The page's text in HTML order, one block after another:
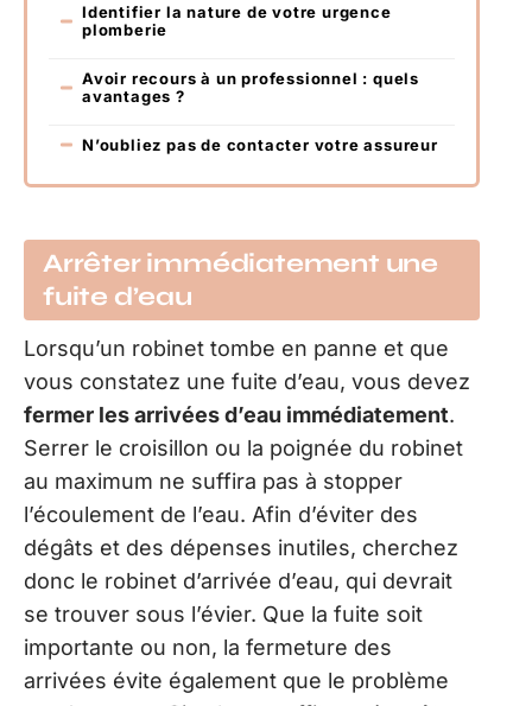
Identifier la nature de votre urgence
plomberie
Avoir recours à un professionnel : quels
avantages ?
N’oubliez pas de contacter votre assureur
Arrêter immédiatement une
fuite d’eau
Lorsqu’un robinet tombe en panne et que
vous constatez une fuite d’eau, vous devez
fermer les arrivées d’eau immédiatement.
Serrer le croisillon ou la poignée du robinet
au maximum ne suffira pas à stopper
l’écoulement de l’eau. Afin d’éviter des
dégâts et des dépenses inutiles, cherchez
donc le robinet d’arrivée d’eau, qui devrait
se trouver sous l’évier. Que la fuite soit
importante ou non, la fermeture des
arrivées évite également que le problème